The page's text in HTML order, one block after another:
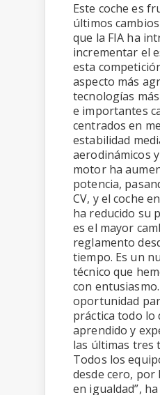
Este coche es
últimos
que la FIA ha
incrementar el
esta
aspecto más
tecnologías
e importantes
centrados en
estabilidad
aerodinámicos
motor ha
potencia,
CV, y el coche
ha reducido su
es el mayor
reglamento
tiempo. Es un
técnico que
con
oportunidad
práctica todo lo
aprendido y
las últimas tres
Todos los
desde cero, por
en igualdad”,